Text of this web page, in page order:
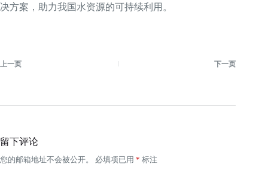
决方案，助力我国水资源的可持续利用。
上一页 下一页
留下评论
您的邮箱地址不会被公开。 必填项已用 * 标注